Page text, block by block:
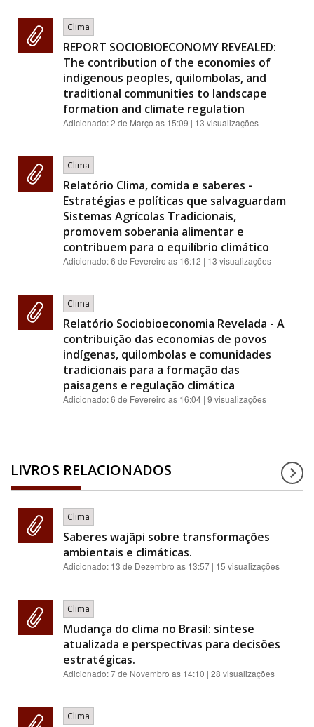
Clima
REPORT SOCIOBIOECONOMY REVEALED:
The contribution of the economies of
indigenous peoples, quilombolas, and
traditional communities to landscape
formation and climate regulation
Adicionado:2 de Março as 15:09 | 13 visualizações
Clima
Relatório Clima, comida e saberes -
Estratégias e políticas que salvaguardam
Sistemas Agrícolas Tradicionais,
promovem soberania alimentar e
contribuem para o equilíbrio climático
Adicionado:6 de Fevereiro as 16:12 | 13 visualizações
Clima
Relatório Sociobioeconomia Revelada - A
contribuição das economias de povos
indígenas, quilombolas e comunidades
tradicionais para a formação das
paisagens e regulação climática
Adicionado:6 de Fevereiro as 16:04 | 9 visualizações
LIVROS RELACIONADOS
Clima
Saberes wajãpi sobre transformações
ambientais e climáticas.
Adicionado: 13 de Dezembro as 13:57 | 15 visualizações
Clima
Mudança do clima no Brasil: síntese
atualizada e perspectivas para decisões
estratégicas.
Adicionado:7 de Novembro as 14:10 | 28 visualizações
Clima